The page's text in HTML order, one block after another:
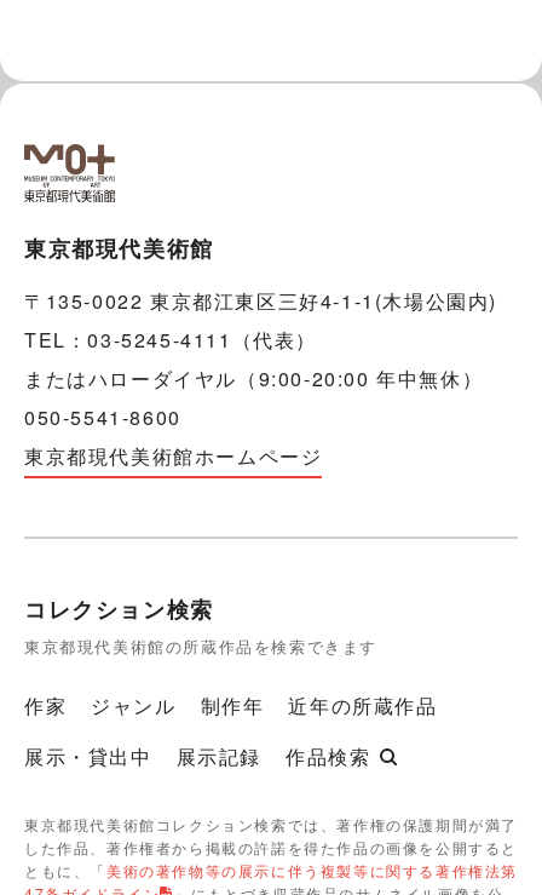
東京都現代美術館
〒135-0022 東京都江東区三好4-1-1(木場公園内)
TEL：03-5245-4111（代表）
またはハローダイヤル（9:00-20:00 年中無休）
050-5541-8600
東京都現代美術館ホームページ
コレクション検索
東京都現代美術館の所蔵作品を検索できます
作家 ジャンル 制作年
近年の所蔵作品
展示・貸出中
展示記録 作品検索
東京都現代美術館コレクション検索では、著作権の保護期間が満了
した作品、著作権者から掲載の許諾を得た作品の画像を公開すると
ともに、「美術の著作物等の展示に伴う複製等に関する著作権法第